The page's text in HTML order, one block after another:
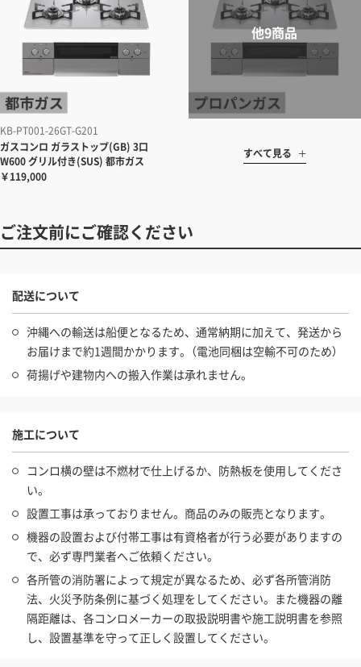
KB-PT001-26GT-G201
ガスコンロ ガラストップ(GB) 3口
W600 グリル付き(SUS) 都市ガス
￥119,000
すべて見る
ご注文前にご確認ください
配送について
沖縄への輸送は船便となるため、通常納期に加えて、発送から
お届けまで約1週間かかります。（電池同梱は空輸不可のため）
荷揚げや建物内への搬入作業は承れません。
施工について
コンロ横の壁は不燃材で仕上げるか、防熱板を使用してくださ
い。
設置工事は承っておりません。商品のみの販売となります。
機器の設置および付帯工事は有資格者が行う必要がありますの
で、必ず専門業者へご依頼ください。
各所管の消防署によって規定が異なるため、必ず各所管消防
法、火災予防条例に基づく処理をしてください。また機器の離
隔距離は、各コンロメーカーの取扱説明書や施工説明書を参照
し、設置基準を守って正しく設置してください。